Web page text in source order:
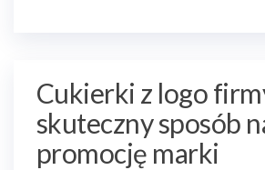
Cukierki z logo
skuteczny sposób
promocję marki